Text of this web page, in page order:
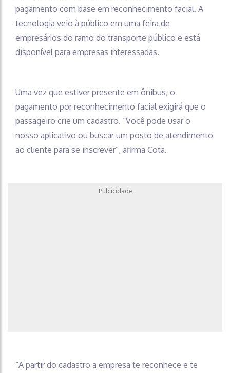
pagamento com base em reconhecimento facial. A
tecnologia veio à público em uma feira de
empresários do ramo do transporte público e está
disponível para empresas interessadas.
Uma vez que estiver presente em ônibus, o
pagamento por reconhecimento facial exigirá que o
passageiro crie um cadastro. “Você pode usar o
nosso aplicativo ou buscar um posto de atendimento
ao cliente para se inscrever”, afirma Cota.
Publicidade
“A partir do cadastro a empresa te reconhece e te